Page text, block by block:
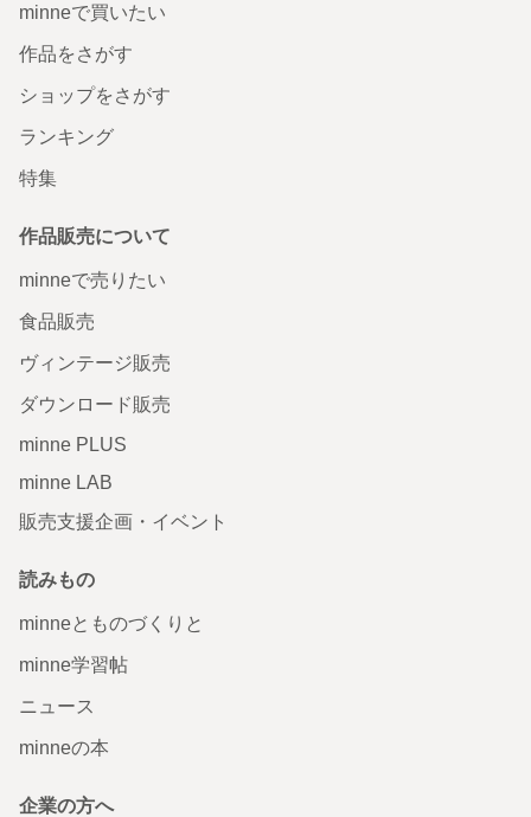
minneで買いたい
作品をさがす
ショップをさがす
ランキング
特集
作品販売について
minneで売りたい
食品販売
ヴィンテージ販売
ダウンロード販売
minne PLUS
minne LAB
販売支援企画・イベント
読みもの
minneとものづくりと
minne学習帖
ニュース
minneの本
企業の方へ